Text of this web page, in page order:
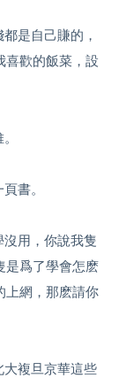
是自己賺的，
喜歡的飯菜，設
書。
用，你說我隻
是爲了學會怎麽
上網，那麽請你
大複旦京華這些